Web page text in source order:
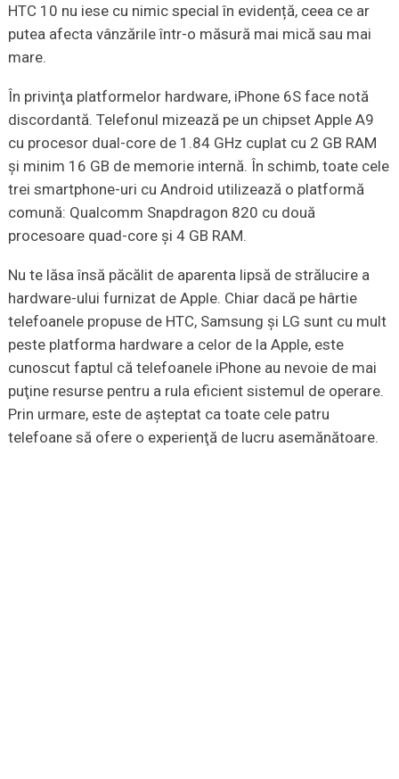
HTC 10 nu iese cu nimic special în evidență, ceea ce ar
putea afecta vânzările într-o măsură mai mică sau mai
mare.
În privinţa platformelor hardware, iPhone 6S face notă
discordantă. Telefonul mizează pe un chipset Apple A9
cu procesor dual-core de 1.84 GHz cuplat cu 2 GB RAM
şi minim 16 GB de memorie internă. În schimb, toate cele
trei smartphone-uri cu Android utilizează o platformă
comună: Qualcomm Snapdragon 820 cu două
procesoare quad-core şi 4 GB RAM.
Nu te lăsa însă păcălit de aparenta lipsă de strălucire a
hardware-ului furnizat de Apple. Chiar dacă pe hârtie
telefoanele propuse de HTC, Samsung şi LG sunt cu mult
peste platforma hardware a celor de la Apple, este
cunoscut faptul că telefoanele iPhone au nevoie de mai
puţine resurse pentru a rula eficient sistemul de operare.
Prin urmare, este de aşteptat ca toate cele patru
telefoane să ofere o experienţă de lucru asemănătoare.